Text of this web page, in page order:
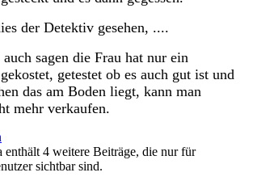
der Detektiv gesehen, ....
sagen die Frau hat nur ein
getestet ob es auch gut ist und
das am Boden liegt, kann man
mehr verkaufen.
enthält 4 weitere Beiträge, die nur für
sichtbar sind.